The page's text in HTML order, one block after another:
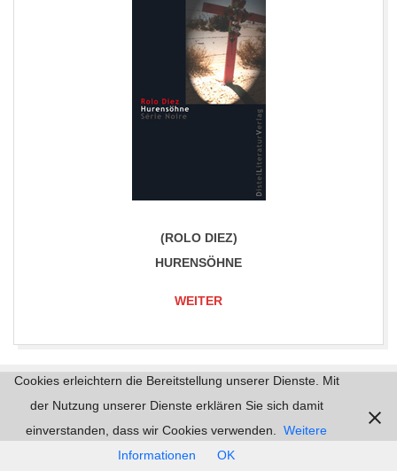
(ROLO DIEZ)
HURENSÖHNE
WEITER
06-
Impressum |Datenschutz | © 2026mordlust.de
Cookies erleichtern die Bereitstellung unserer Dienste. Mit
der Nutzung unserer Dienste erklären Sie sich damit
einverstanden, dass wir Cookies verwenden.
Weitere
Informationen
OK